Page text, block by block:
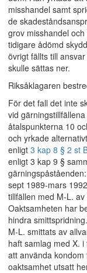
misshandel samt
de
grov misshandel
tidigare ådömd
övrigt fällts till
skulle sättas ner.
Riksåklagaren
För det fall det inte
vid
åtalspunkterna 10
och yrkade
enligt 3 kap 8 § 2 st
enligt 3 kap 9 §
sept 1989-mars
tillfällen med M-L.
Oaktsamheten har
hindra
M-L. smittats av
haft samlag med X.
att använda
oaktsamhet utsatt